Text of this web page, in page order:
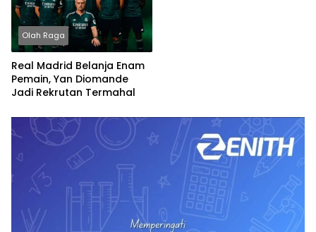
Olah Raga
Real Madrid Belanja Enam
Pemain, Yan Diomande
Jadi Rekrutan Termahal